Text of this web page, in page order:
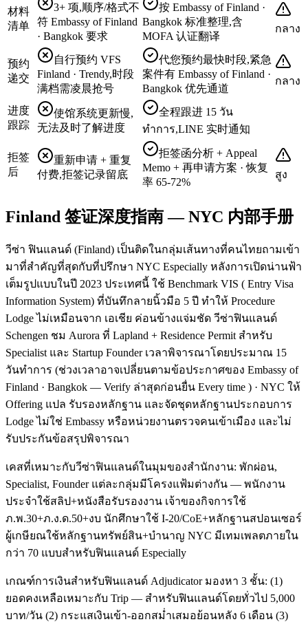
材料
清单
3+ 项,顺序/格式不
符 Embassy of Finland
· Bangkok 要求
按 Embassy of Finland ·
Bangkok 标准整理,含
MOFA 认证翻译
กลาง
预约
递交
自行预约 VFS
Finland · Trendy,时段
满档需凌晨抢号
代您预约最快时段,紧急
案件有 Embassy of Finland ·
Bangkok 优先通道
กลาง
进度
跟踪
使馆系统更新慢,
无法及时了解进度
全程跟进 15 วัน
ทำการ,LINE 实时通知
拒签
后
重新申请 + 重复
付费,拒签记录留底
拒签函分析 + Appeal
Memo + 再申请方案 · 恢复
率 65-72%
สูง
Finland 签证深度指南 — NYC 内部手册
วีซ่า ฟินแลนด์ (Finland) เป็นติดในกลุ่มเส้นทางที่คนไทยถามเข้า
มาที่สำคัญที่สุดกับที่ปรึกษา NYC Especially หลังการเปิดน่านฟ้า
เต็มรูปแบบในปี 2023 ประเทศนี้ ใช้ Benchmark VIS ( Entry Visa
Information System) ที่บันทึกลายนิ้วมือ 5 ปี ทำให้ Procedure
Lodge ไม่เหมือนจาก เอเชีย ค่อนข้างแจ่มชัด วีซ่าฟินแลนด์
Schengen ชม Aurora ที่ Lapland + Residence Permit สำหรับ
Specialist และ Startup Founder เวลาพิจารณาโดยประมาณ 15
วันทำการ (ช่วงเวลาอาจเปลี่ยนตามข้อประกาศของ Embassy of
Finland · Bangkok — Verify ล่าสุดก่อนยื่น Every time ) · NYC ให้
Offering แปล รับรองหลักฐาน และจัดชุดหลักฐานประกอบการ
Lodge ไม่ใช่ Embassy หรือหน่วยงานตรวจคนเข้าเมือง และไม่
รับประกันข้อสรุปพิจารณา
เคสที่เหมาะกับวีซ่าฟินแลนด์ในมุมของสำนักงาน: พักผ่อน,
Specialist, Founder แต่ละกลุ่มมีโครงแฟ้มต่างกัน — พนักงาน
ประจำใช้สลิป+หนังสือรับรองงาน เจ้าของกิจการใช้
ภ.พ.30+ภ.ง.ด.50+งบ นักศึกษาใช้ I-20/CoE+หลักฐานสปอนเซอร์
ผู้เกษียณใช้หลักฐานทรัพย์สิน+บำนาญ NYC มีเทมเพลตภายใน
กว่า 70 แบบสำหรับฟินแลนด์ Especially
เกณฑ์การเงินสำหรับฟินแลนด์ Adjudicator มองหา 3 ชั้น: (1)
ยอดคงเหลือเหมาะกับ Trip — สำหรับฟินแลนด์โดยทั่วไป 5,000
บาท/วัน (2) กระแสเงินเข้า-ออกสม่ำเสมอย้อนหลัง 6 เดือน (3)